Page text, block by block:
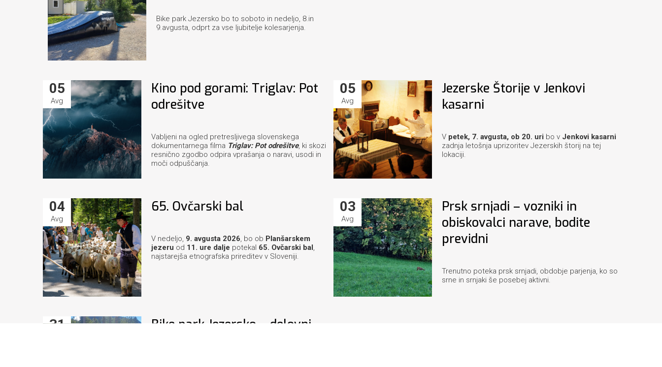
Bike park Jezersko bo to soboto in nedeljo, 8.in
9.avgusta, odprt za vse ljubitelje kolesarjenja.
05
Avg
Kino pod gorami: Triglav: Pot
odrešitve
Vabljeni na ogled pretresljivega slovenskega
dokumentarnega filma Triglav: Pot odrešitve, ki skozi
resnično zgodbo odpira vprašanja o naravi, usodi in
moči odpuščanja.
05
Avg
Jezerske Štorije v Jenkovi
kasarni
V petek, 7. avgusta, ob 20. uri bo v Jenkovi kasarni
zadnja letošnja uprizoritev Jezerskih štorij na tej
lokaciji.
04
Avg
65. Ovčarski bal
V nedeljo, 9. avgusta 2026 , bo ob Planšarskem
jezeru od 11. ure dalje potekal 65. Ovčarski bal
najstarejša etnografska prireditev v Sloveniji.
03
Avg
Prsk srnjadi – vozniki in
obiskovalci narave, bodite
previdni
Trenutno poteka prsk srnjadi, obdobje parjenja, ko so
srne in srnjaki še posebej aktivni.
31
Bike park Jezersko – delovni